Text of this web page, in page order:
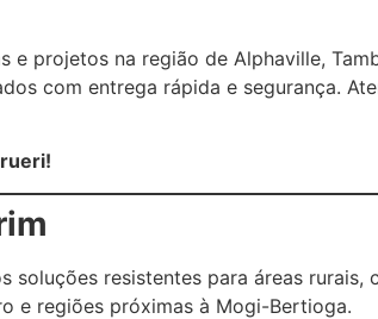
e projetos na região de Alphaville,
com entrega rápida e segurança.
soluções resistentes para áreas
e regiões próximas à Mogi-Bertioga.